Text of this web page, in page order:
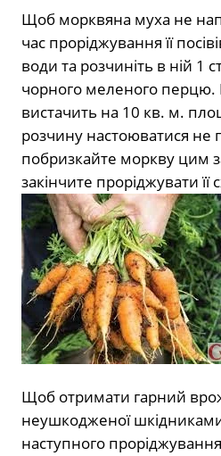
Щоб морквяна мyxа не
час проріджування її
води та розчиніть в ній 1
чорного меленого перцю.
вистачить на 10 кв. м.
розчину настоюватися не
побризкайте моркву цим
закінчите проріджувати її
Щоб отримати гарний
неушкодженої
наступного